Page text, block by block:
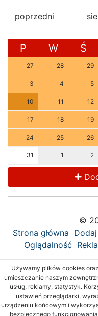
poprzedni
P W Ś
27 28 29
3 4 5
10 11 12
17 18 19
24 25 26
31 1 2
©
Strona główna
Oglądalność
Używamy plików cookies
umieszczanie naszym
usług, reklamy, statystyk.
ustawień przeglądarki,
urządzeniu końcowym i
bezpiecznego